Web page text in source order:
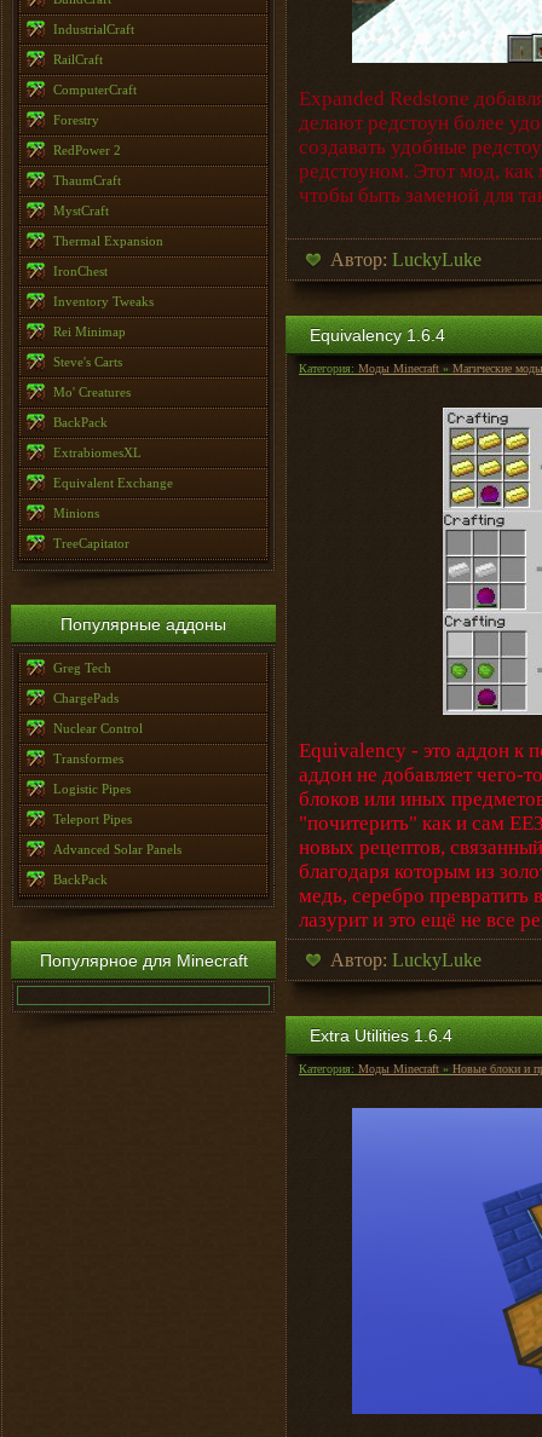
IndustrialCraft
RailCraft
ComputerCraft
Forestry
RedPower 2
ThaumCraft
MystCraft
Thermal Expansion
IronChest
Inventory Tweaks
Rei Minimap
Steve's Carts
Mo' Creatures
BackPack
ExtrabiomesXL
Equivalent Exchange
Minions
TreeCapitator
Популярные аддоны
Greg Tech
ChargePads
Nuclear Control
Transformes
Logistic Pipes
Teleport Pipes
Advanced Solar Panels
BackPack
Популярное для Minecraft
Expanded Redstone
делают редстоун более
создавать удобные
редстоуном. Этот мод,
чтобы быть заменой для
Автор: LuckyLuke
Equivalency 1.6.4
Категория: Моды Minecraft » Магические моды
Equivalency - это аддон к
аддон не добавляет чего-
блоков или иных
"почитерить" как и сам
новых рецептов,
благодаря которым из
медь, серебро превратить
лазурит и это ещё не все
Автор: LuckyLuke
Extra Utilities 1.6.4
Категория: Моды Minecraft » Новые блоки и